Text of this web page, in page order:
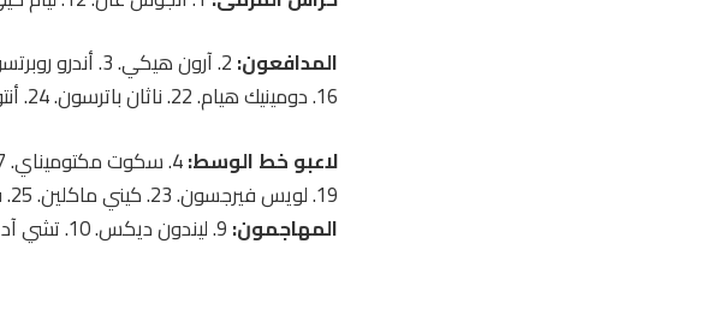
المدافعون:
16. دومينيك هيام. 22. ناثان باترسون. 24. أنتوني رالستون. 26. سكوت ماكينا.
لاعبو خط الوسط:
19. لويس فيرجسون. 23. كيني ماكلين. 25. فيندلاي كيرتس.
المهاجمون: